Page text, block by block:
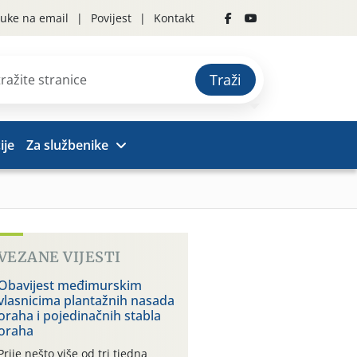
na email Povijest Kontakt
Traži
Za službenike
VIJESTI
međimurskim
plantažnih nasada
i pojedinačnih stabla
nešto više od tri tjedna